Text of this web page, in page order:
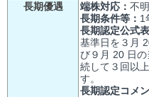
長期優遇 端株対応： 不明
長期条件等： 1
長期認定公式表
基準日を３月
び９月 20 日
続して３回以
す。
長期認定コメン